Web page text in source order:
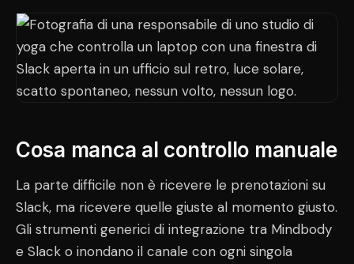
Cosa manca al controllo manuale
La parte difficile non è ricevere le prenotazioni su
Slack, ma ricevere quelle giuste al momento giusto.
Gli strumenti generici di integrazione tra Mindbody
e Slack o inondano il canale con ogni singola